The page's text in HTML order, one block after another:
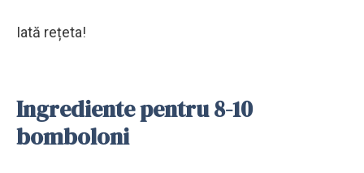
Iată rețeta!
Ingrediente pentru 8-10
bomboloni